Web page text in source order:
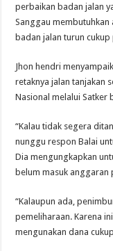
perbaikan badan jalan
Sanggau membutuhkan
badan jalan turun cukup
Jhon hendri
retaknya jalan tanjakan
Nasional melalui Satker
“Kalau tidak segera
nunggu respon Balai
Dia mengungkapkan
belum masuk anggaran
“Kalaupun ada,
pemeliharaan. Karena
mengunakan dana